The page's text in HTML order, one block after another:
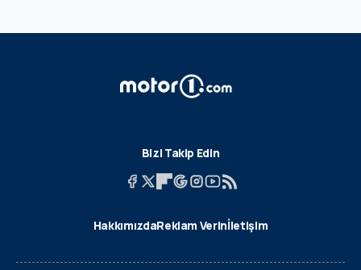
Bizi Takip Edin
HakkımızdaReklam Verinİletişim